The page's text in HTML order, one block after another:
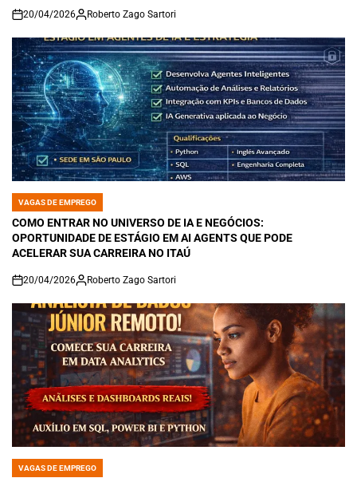
on
20/04/2026 Roberto Zago Sartori
POSTED
IN
VAGAS DE EMPREGO
COMO ENTRAR NO UNIVERSO DE IA E NEGÓCIOS:
OPORTUNIDADE DE ESTÁGIO EM AI AGENTS QUE PODE
ACELERAR SUA CARREIRA NO ITAÚ
on
20/04/2026 Roberto Zago Sartori
POSTED
VAGAS DE EMPREGO